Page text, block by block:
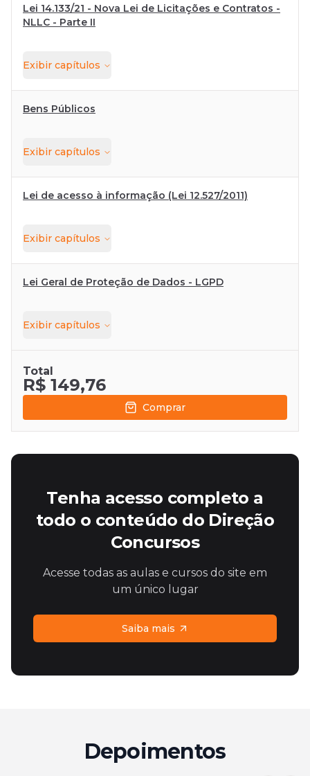
Lei 14.133/21 - Nova Lei de Licitações e Contratos -
NLLC - Parte II
Exibir capítulos
Bens Públicos
Exibir capítulos
Lei de acesso à informação (Lei 12.527/2011)
Exibir capítulos
Lei Geral de Proteção de Dados - LGPD
Exibir capítulos
Total
R$ 149,76
Comprar
Tenha acesso completo a
todo o conteúdo do Direção
Concursos
Acesse todas as aulas e cursos do site em
um único lugar
Saiba mais
Depoimentos